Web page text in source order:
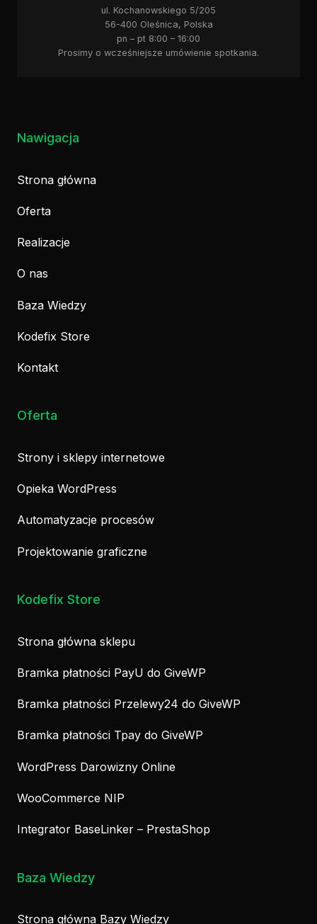
ul. Kochanowskiego 5/205
56-400 Oleśnica, Polska
pn – pt 8:00 – 16:00
Prosimy o wcześniejsze umówienie spotkania.
Nawigacja
Strona główna
Oferta
Realizacje
O nas
Baza Wiedzy
Kodefix Store
Kontakt
Oferta
Strony i sklepy internetowe
Opieka WordPress
Automatyzacje procesów
Projektowanie graficzne
Kodefix Store
Strona główna sklepu
Bramka płatności PayU do GiveWP
Bramka płatności Przelewy24 do GiveWP
Bramka płatności Tpay do GiveWP
WordPress Darowizny Online
WooCommerce NIP
Integrator BaseLinker – PrestaShop
Baza Wiedzy
Strona główna Bazy Wiedzy